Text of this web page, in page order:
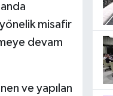
misafir
devam
ve yapılan